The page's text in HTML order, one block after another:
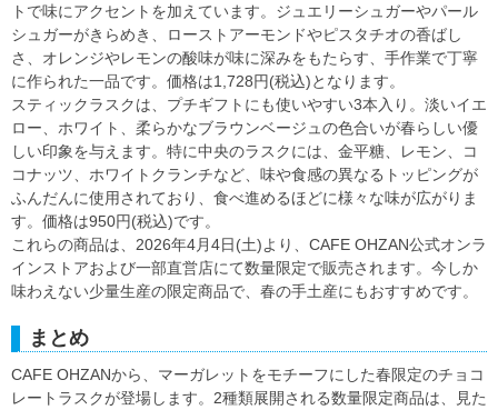
トで味にアクセントを加えています。ジュエリーシュガーやパール
シュガーがきらめき、ローストアーモンドやピスタチオの香ばし
さ、オレンジやレモンの酸味が味に深みをもたらす、手作業で丁寧
に作られた一品です。価格は1,728円(税込)となります。
スティックラスクは、プチギフトにも使いやすい3本入り。淡いイエ
ロー、ホワイト、柔らかなブラウンベージュの色合いが春らしい優
しい印象を与えます。特に中央のラスクには、金平糖、レモン、コ
コナッツ、ホワイトクランチなど、味や食感の異なるトッピングが
ふんだんに使用されており、食べ進めるほどに様々な味が広がりま
す。価格は950円(税込)です。
これらの商品は、2026年4月4日(土)より、CAFE OHZAN公式オンラ
インストアおよび一部直営店にて数量限定で販売されます。今しか
味わえない少量生産の限定商品で、春の手土産にもおすすめです。
まとめ
CAFE OHZANから、マーガレットをモチーフにした春限定のチョコ
レートラスクが登場します。2種類展開される数量限定商品は、見た